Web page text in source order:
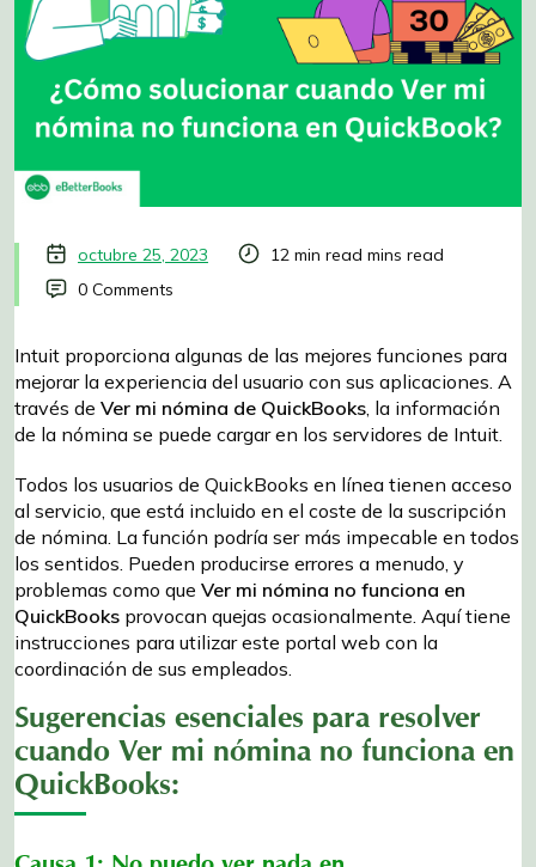
octubre 25, 2023
12 min read mins read
0 Comments
Intuit proporciona algunas de las mejores funciones para
mejorar la experiencia del usuario con sus aplicaciones. A
través de Ver mi nómina de QuickBooks , la información
de la nómina se puede cargar en los servidores de Intuit.
Todos los usuarios de QuickBooks en línea tienen acceso
al servicio, que está incluido en el coste de la suscripción
de nómina. La función podría ser más impecable en todos
los sentidos. Pueden producirse errores a menudo, y
problemas como que Ver mi nómina no funciona en
QuickBooks provocan quejas ocasionalmente. Aquí tiene
instrucciones para utilizar este portal web con la
coordinación de sus empleados.
Sugerencias esenciales para resolver
cuando Ver mi nómina no funciona en
QuickBooks: